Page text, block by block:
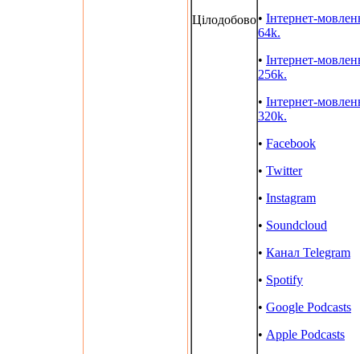
Цілодобово• Інтернет-
64k.
• Інтернет-
256k.
• Інтернет-
320k.
• Facebook
• Twitter
• Instagram
• Soundcloud
• Канал Telegram
• Spotify
• Google Podcasts
• Apple Podcasts